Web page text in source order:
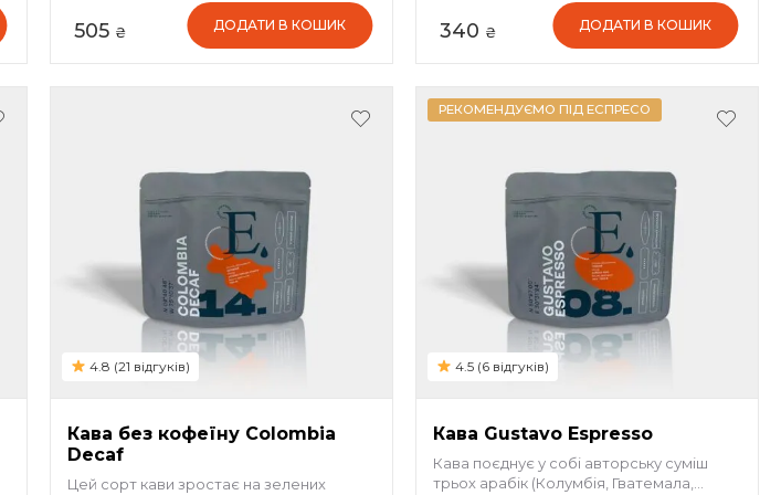
505 ₴ ДОДАТИ В КОШИК 340 ₴ ДОДАТИ В КОШИК
4.8 (21 відгуків)
Кава без кофеїну Colombia
Decaf
Цей сорт кави зростає на зелених
РЕКОМЕНДУЄМО ПІД ЕСПРЕСО
4.5 (6 відгуків)
Кава Gustavo Espresso
Кава поєднує у собі авторську суміш
трьох арабік (Колумбія, Гватемала,